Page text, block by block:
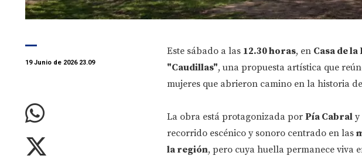
19 Junio de 2026 23.09
Este sábado a las 12.30 horas, en Casa de la
"Caudillas", una propuesta artística que
mujeres que abrieron camino en la historia
La obra está protagonizada por Pía Cabraly
recorrido escénico y sonoro centrado en las
la región, pero cuya huella permanece viva